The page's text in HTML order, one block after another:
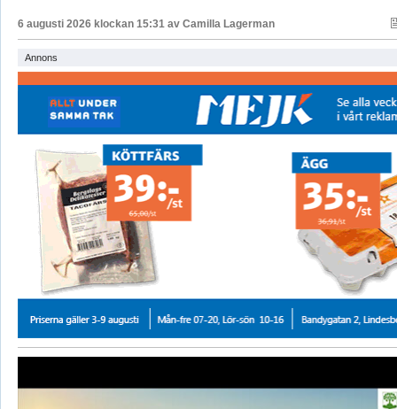
6 augusti 2026 klockan 15:31 av Camilla Lagerman
Annons